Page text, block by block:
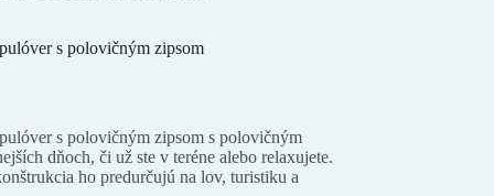
s polovičným zipsom
s polovičným zipsom s polovičným
dňoch, či už ste v teréne alebo relaxujete.
ho predurčujú na lov, turistiku a